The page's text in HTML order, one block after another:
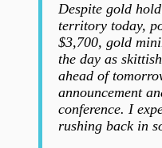
Despite gold
territory today,
$3,700, gold
the day as
ahead of
announcement
conference. I
rushing back in